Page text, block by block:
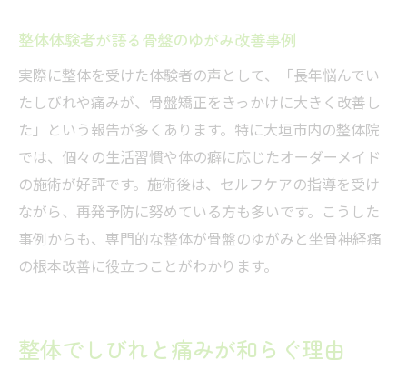
骨盤バランスを保つためのセルフチェック
法
整体体験談から学ぶ健康回復のヒント
整体で坐骨神経痛を克服した実例紹介
骨盤矯正のリアルな体験談と成果
整体施術で得られた健康回復のポイント
整体院での骨盤ケアの成功体験
整体体験者が語る再発防止策の実践例
整体体験者が語る骨盤のゆがみ改善事例
実際に整体を受けた体験者の声として、「長年悩んでい
たしびれや痛みが、骨盤矯正をきっかけに大きく改善し
た」という報告が多くあります。特に大垣市内の整体院
では、個々の生活習慣や体の癖に応じたオーダーメイド
の施術が好評です。施術後は、セルフケアの指導を受け
ながら、再発予防に努めている方も多いです。こうした
事例からも、専門的な整体が骨盤のゆがみと坐骨神経痛
の根本改善に役立つことがわかります。
整体でしびれと痛みが和らぐ理由